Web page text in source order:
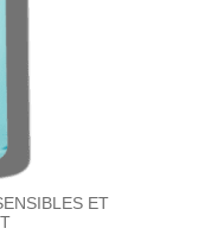
ET